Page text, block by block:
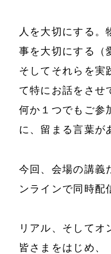
メディア掲載
書籍・DVD
人を大切にする。
事を大切にする（
そしてそれらを実
て特にお話をさせ
何か１つでもご参
に、留まる言葉が
今回、会場の講義
ンラインで同時配
リアル、そしてオ
皆さまをはじめ、